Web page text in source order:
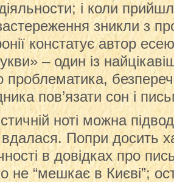
і коли
зникли з
констатує автор
– один із
проблематика,
пов’язати сон і
ноті можна
Попри досить
в довідках про
не “мешкає в Києві”;